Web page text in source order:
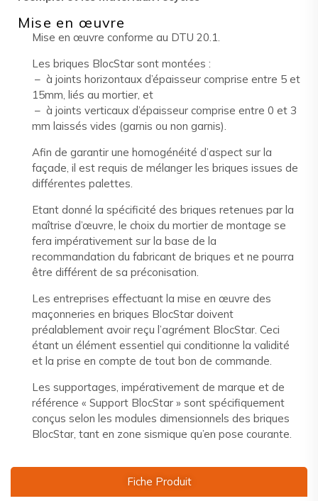
Fiche Produit
Mise en œuvre​
Mise en œuvre conforme au DTU 20.1.
Les briques BlocStar sont montées :
– à joints horizontaux d’épaisseur comprise entre 5 et
15mm, liés au mortier, et
– à joints verticaux d’épaisseur comprise entre 0 et 3
mm laissés vides (garnis ou non garnis).
Afin de garantir une homogénéité d’aspect sur la
façade, il est requis de mélanger les briques issues de
différentes palettes.
Etant donné la spécificité des briques retenues par la
maîtrise d’œuvre, le choix du mortier de montage se
fera impérativement sur la base de la
recommandation du fabricant de briques et ne pourra
être différent de sa préconisation.
Les entreprises effectuant la mise en œuvre des
maçonneries en briques BlocStar doivent
préalablement avoir reçu l’agrément BlocStar. Ceci
étant un élément essentiel qui conditionne la validité
et la prise en compte de tout bon de commande.
Les supportages, impérativement de marque et de
référence « Support BlocStar » sont spécifiquement
conçus selon les modules dimensionnels des briques
BlocStar, tant en zone sismique qu’en pose courante.